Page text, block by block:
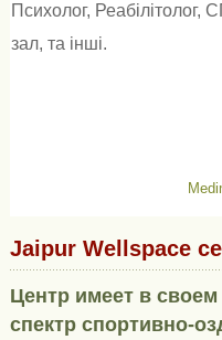
Психолог, Реабілітолог,
зал, та інші.
Jaipur Wellspace
Центр имеет в
спектр спортивно-